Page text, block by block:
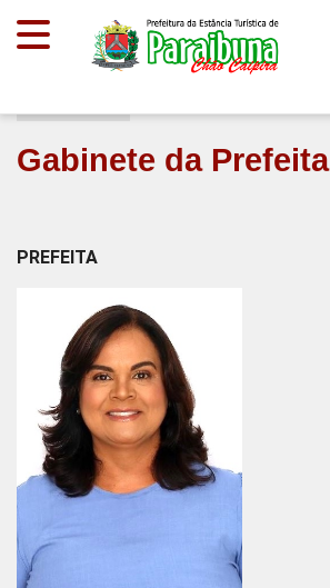
Gabinete da Prefeita
PREFEITA